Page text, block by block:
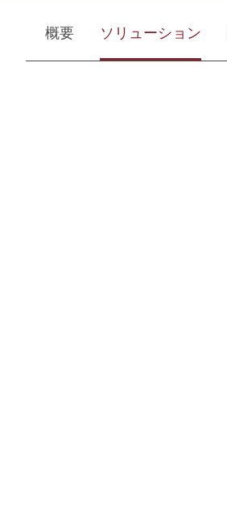
概要 ソリューション